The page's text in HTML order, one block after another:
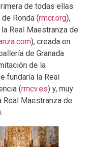
de todas ellas
Ronda (rmcr.org),
Real Maestranza de
), creada en
de Granada
de la
fundaría la Real
(rmcv.es) y, muy
Real Maestranza de